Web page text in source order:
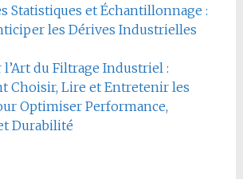
Statistiques et Échantillonnage :
les Dérives Industrielles
du Filtrage Industriel :
Choisir, Lire et Entretenir les
Optimiser Performance,
Durabilité